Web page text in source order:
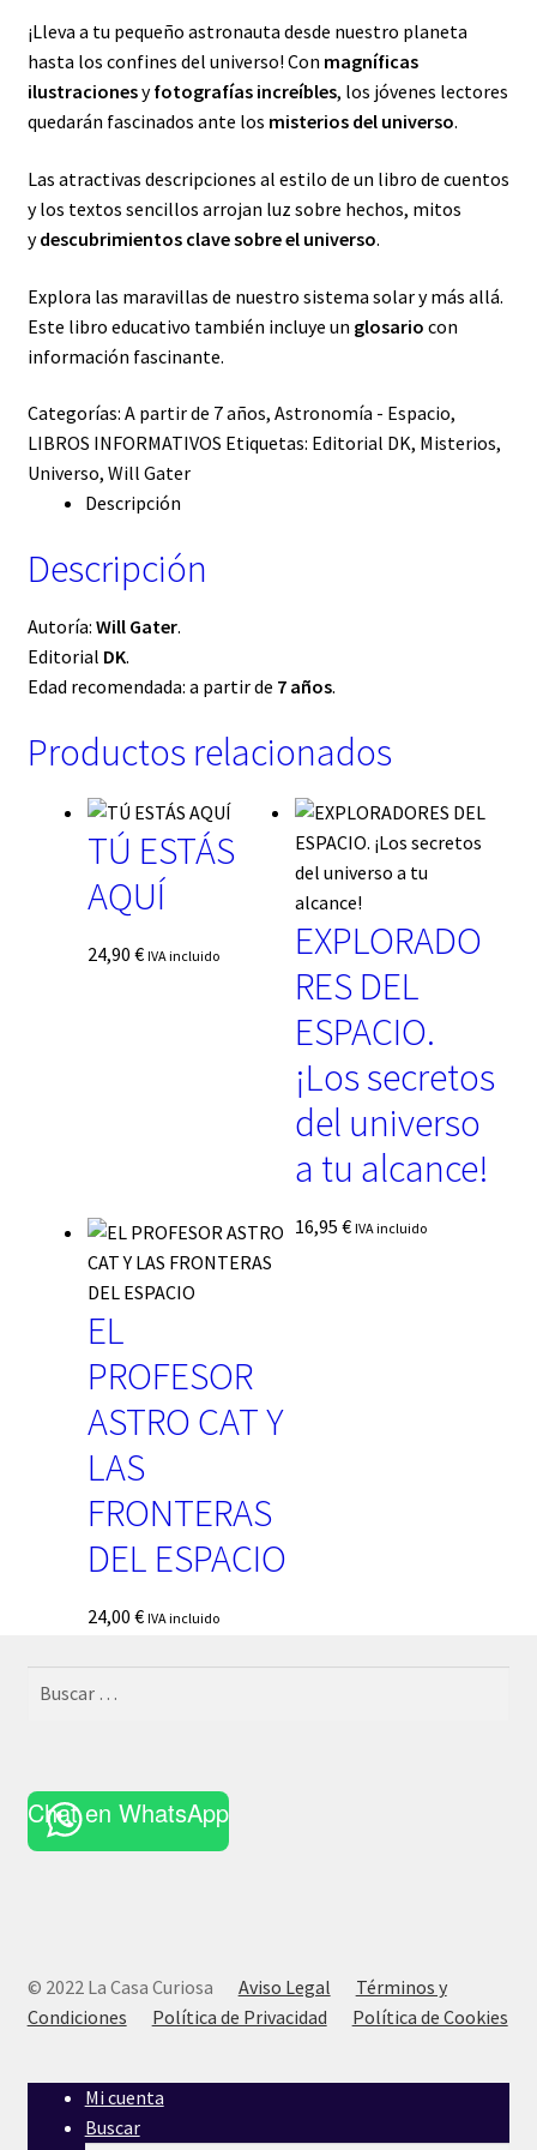
¡Lleva a tu pequeño astronauta desde nuestro planeta
hasta los confines del universo! Con magníficas
ilustracionesyfotografías increíbles, los jóvenes lectores
quedarán fascinados ante los misterios del universo.
Las atractivas descripciones al estilo de un libro de cuentos
y los textos sencillos arrojan luz sobre hechos, mitos
ydescubrimientos clave sobre el universo.
Explora las maravillas de nuestro sistema solar y más allá.
Este libro educativo también incluye un glosario con
información fascinante.
Categorías: A partir de 7 años, Astronomía - Espacio,
LIBROS INFORMATIVOS Etiquetas: Editorial DK, Misterios,
Universo, Will Gater
Descripción
Descripción
Autoría: Will Gater.
Editorial DK.
Edad recomendada: a partir de 7 años.
Productos relacionados
TÚ ESTÁS
AQUÍ
24,90 € IVA incluido
EXPLORADO
RES DEL
ESPACIO.
¡Los secretos
del universo
a tu alcance!
16,95€ IVA incluido
EL
PROFESOR
ASTRO CAT Y
LAS
FRONTERAS
DEL ESPACIO
24,00 € IVA incluido
Chat en WhatsApp
© 2022 La Casa Curiosa Aviso Legal
Términos y
Condiciones
Política de Privacidad Política de Cookies
Mi cuenta
Buscar